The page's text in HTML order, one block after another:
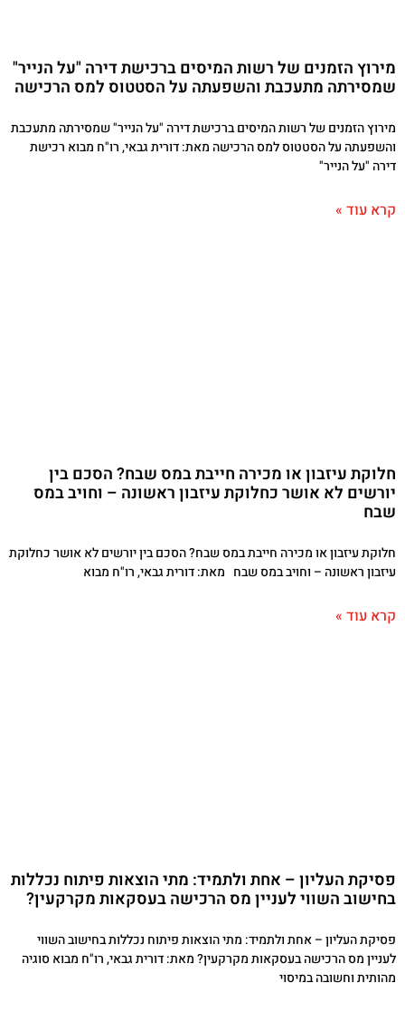
מירוץ הזמנים של רשות המיסים ברכישת דירה "על הנייר"
שמסירתה מתעכבת והשפעתה על הסטטוס למס הרכישה
מירוץ הזמנים של רשות המיסים ברכישת דירה "על הנייר" שמסירתה מתעכבת
והשפעתה על הסטטוס למס הרכישה מאת: דורית גבאי, רו"ח מבוא רכישת
דירה "על הנייר"
קרא עוד »
חלוקת עיזבון או מכירה חייבת במס שבח? הסכם בין
יורשים לא אושר כחלוקת עיזבון ראשונה – וחויב במס
שבח
חלוקת עיזבון או מכירה חייבת במס שבח? הסכם בין יורשים לא אושר כחלוקת
עיזבון ראשונה – וחויב במס שבח מאת: דורית גבאי, רו"ח מבוא
קרא עוד »
פסיקת העליון – אחת ולתמיד: מתי הוצאות פיתוח נכללות
בחישוב השווי לעניין מס הרכישה בעסקאות מקרקעין?
פסיקת העליון – אחת ולתמיד: מתי הוצאות פיתוח נכללות בחישוב השווי
לעניין מס הרכישה בעסקאות מקרקעין? מאת: דורית גבאי, רו"ח מבוא סוגיה
מהותית וחשובה במיסוי